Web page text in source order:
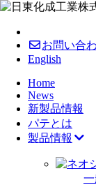
お問い合
English
Home
News
新製品情報
パテとは
製品情報